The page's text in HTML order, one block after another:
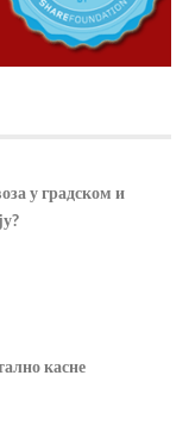
у градском и
касне